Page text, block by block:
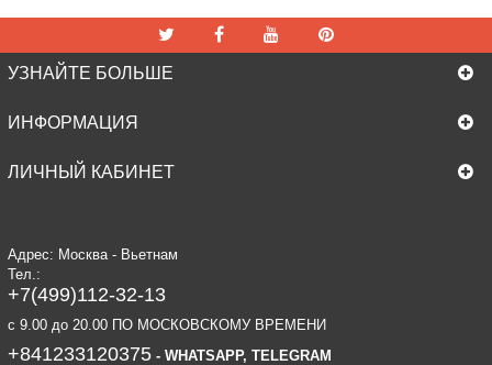
УЗНАЙТЕ БОЛЬШЕ
ИНФОРМАЦИЯ
ЛИЧНЫЙ КАБИНЕТ
Адрес: Москва - Вьетнам
Тел.:
+7(499)112-32-13
c 9.00 до 20.00 ПО МОСКОВСКОМУ ВРЕМЕНИ
+841233120375- WHATSAPP, TELEGRAM